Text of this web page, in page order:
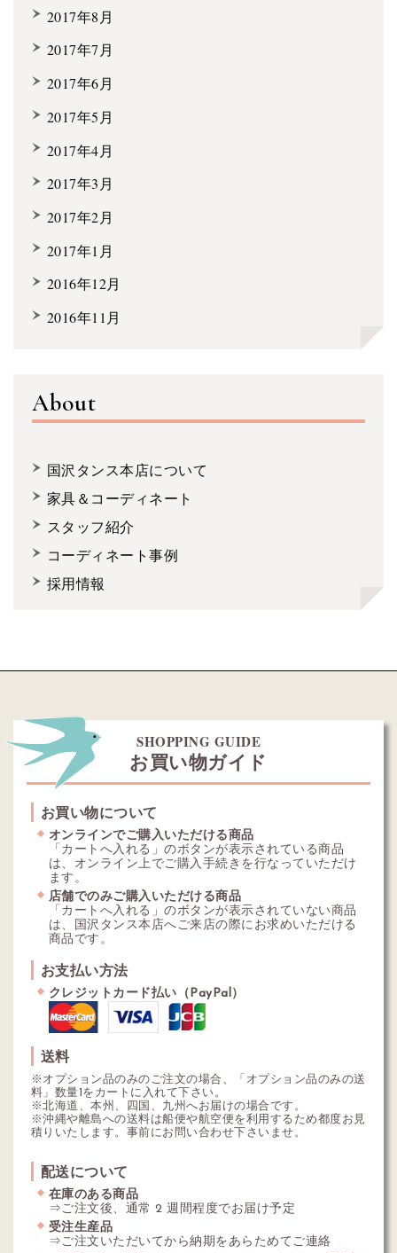
2017年8月
2017年7月
2017年6月
2017年5月
2017年4月
2017年3月
2017年2月
2017年1月
2016年12月
2016年11月
About
国沢タンス本店について
家具＆コーディネート
スタッフ紹介
コーディネート事例
採用情報
SHOPPING GUIDE
お買い物ガイド
お買い物について
オンラインでご購入いただける商品
「カートへ入れる」のボタンが表示されている商品
は、オンライン上でご購入手続きを行なっていただけ
ます。
店舗でのみご購入いただける商品
「カートへ入れる」のボタンが表示されていない商品
は、国沢タンス本店へご来店の際にお求めいただける
商品です。
お支払い方法
クレジットカード払い（PayPal）
送料
※オプション品のみのご注文の場合、「オプション品のみの送
料」数量1をカートに入れて下さい。
※北海道、本州、四国、九州へお届けの場合です。
※沖縄や離島への送料は船便や航空便を利用するため都度お見
積りいたします。事前にお問い合わせ下さいませ。
配送について
在庫のある商品
⇒ご注文後、通常 2 週間程度でお届け予定
受注生産品
⇒ご注文いただいてから納期をあらためてご連絡